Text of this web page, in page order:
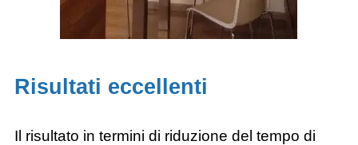
Risultati eccellenti
Il risultato in termini di riduzione del tempo di